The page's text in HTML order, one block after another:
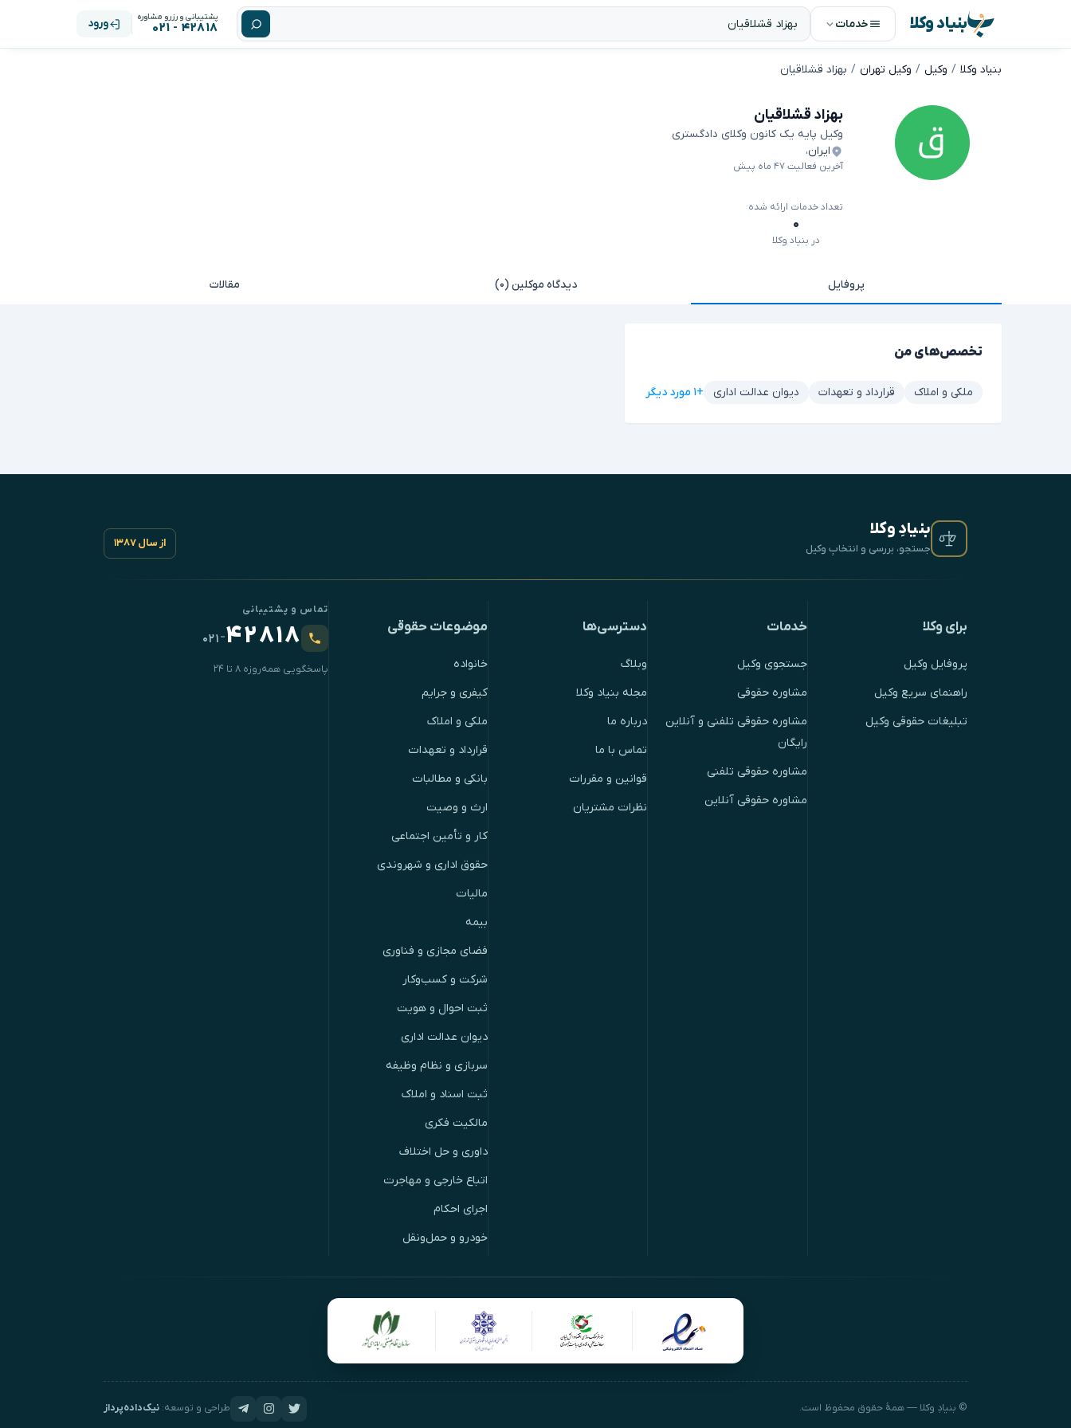
بنیاد وکلا خدمات پشتیبانی و رزرو مشاوره
۴۲۸۱۸ - ۰۲۱ ورود
بنیاد وکلا وکیل وکیل تهران بهزاد قشلاقیان
بهزاد قشلاقیان
وکیل پایه یک کانون وکلای دادگستری
ایران،
آخرین فعالیت ۴۷ ماه پیش
تعداد خدمات ارائه شده
۰
در بنیاد وکلا
پروفایل دیدگاه موکلین (۰) مقالات
تخصص‌های من
ملکی و املاک قرارداد و تعهدات دیوان عدالت اداری +۱ مورد دیگر
بنیادِ وکلا
جستجو، بررسی و انتخابِ وکیل از سال ۱۳۸۷
برای وکلا
پروفایل وکیل
راهنمای سریع وکیل
تبلیغات حقوقی وکیل
خدمات
جستجوی وکیل
مشاوره حقوقی
مشاوره حقوقی تلفنی و آنلاین
رایگان
مشاوره حقوقی تلفنی
مشاوره حقوقی آنلاین
دسترسی‌ها
وبلاگ
مجله بنیاد وکلا
درباره ما
تماس با ما
قوانین و مقررات
نظرات مشتریان
موضوعات حقوقی
خانواده
کیفری و جرایم
ملکی و املاک
قرارداد و تعهدات
بانکی و مطالبات
ارث و وصیت
کار و تأمین اجتماعی
حقوق اداری و شهروندی
مالیات
بیمه
فضای مجازی و فناوری
شرکت و کسب‌وکار
ثبت احوال و هویت
دیوان عدالت اداری
سربازی و نظام وظیفه
ثبت اسناد و املاک
مالکیت فکری
داوری و حل اختلاف
اتباع خارجی و مهاجرت
اجرای احکام
خودرو و حمل‌ونقل
تماس و پشتیبانی
۴۲۸۱۸-۰۲۱
پاسخگویی همه‌روزه ۸ تا ۲۴
© بنیادِ وکلا — همهٔ حقوق محفوظ است. طراحی و توسعه: نیک‌داده‌پرداز